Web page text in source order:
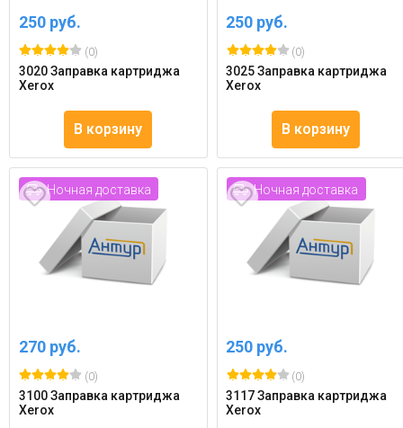
250 руб.
(0)
3020 Заправка картриджа
Xerox
В корзину
250 руб.
(0)
3025 Заправка картриджа
Xerox
В корзину
Ночная доставка
270 руб.
(0)
3100 Заправка картриджа
Xerox
Ночная доставка
250 руб.
(0)
3117 Заправка картриджа
Xerox